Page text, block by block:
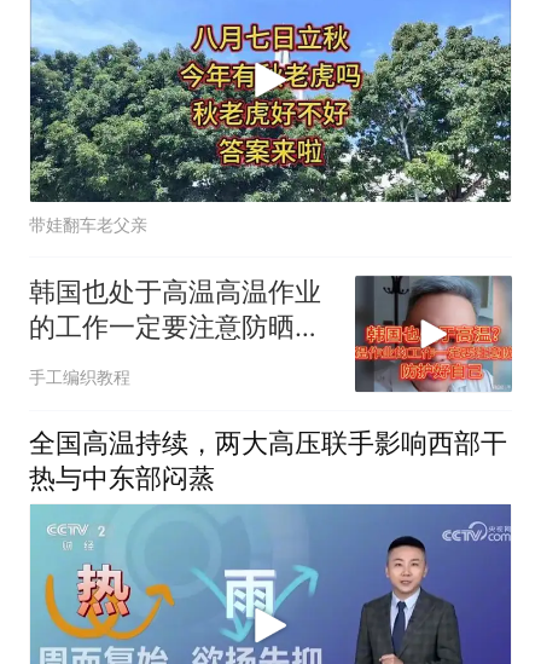
带娃翻车老父亲
韩国也处于高温高温作业
的工作一定要注意防晒！
防护好自己！
手工编织教程
全国高温持续，两大高压联手影响西部干
热与中东部闷蒸